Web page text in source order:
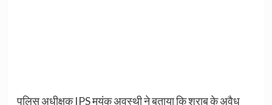
पुलिस अधीक्षक IPS मयंक अवस्थी ने बताया कि शराब के अवैध